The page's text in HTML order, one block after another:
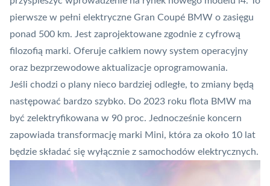
pierwsze w pełni elektryczne Gran Coupé BMW o zasięgu
ponad 500 km. Jest zaprojektowane zgodnie z cyfrową
filozofią marki. Oferuje całkiem nowy system operacyjny
oraz bezprzewodowe aktualizacje oprogramowania.
Jeśli chodzi o plany nieco bardziej odległe, to zmiany będą
następować bardzo szybko. Do 2023 roku flota BMW ma
być zelektryfikowana w 90 proc. Jednocześnie koncern
zapowiada transformację marki Mini, która za około 10 lat
będzie składać się wyłącznie z samochodów elektrycznych.